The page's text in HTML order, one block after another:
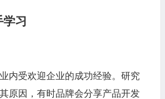
习
内受欢迎企业的成功经验。研究
原因，有时品牌会分享产品开发